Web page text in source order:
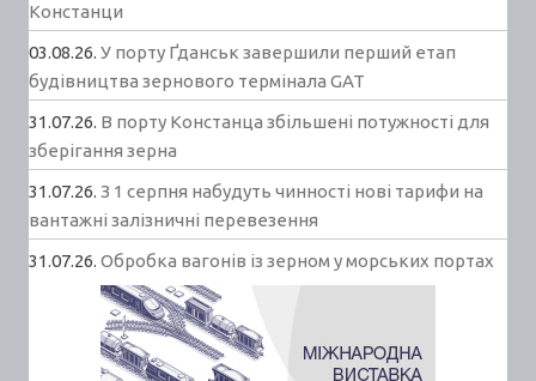
Констанци
03.08.26. У порту Ґданськ завершили перший етап
будівництва зернового термінала GAT
31.07.26. В порту Констанца збільшені потужності для
зберігання зерна
31.07.26. З 1 серпня набудуть чинності нові тарифи на
вантажні залізничні перевезення
31.07.26. Обробка вагонів із зерном у морських портах